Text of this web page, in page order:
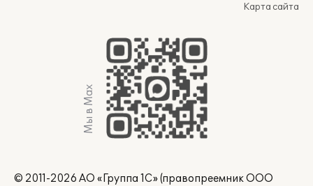
Карта сайта
Мы в Max
© 2011-2026 АО «Группа 1С» (правопреемник ООО